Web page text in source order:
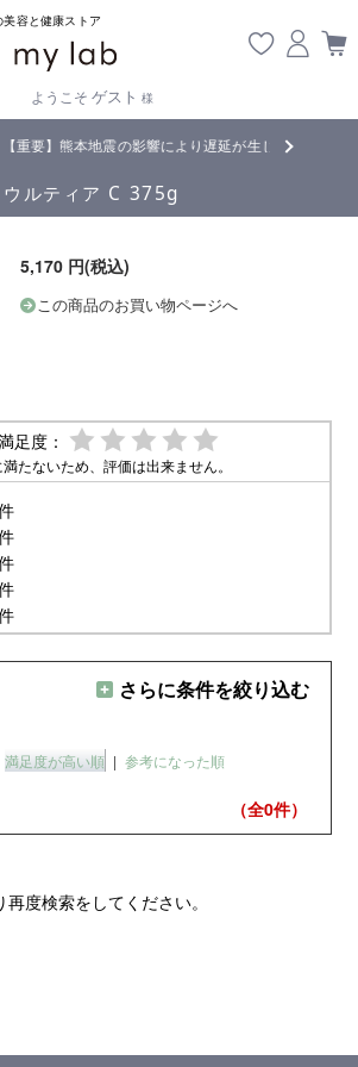
容と健康ストア
ようこそ ゲスト 様
熊本地震の影響により遅延が生じております
ウルティア C 375g
5,170 円(税込)
この商品のお買い物ページへ
足度：
たないため、評価は出来ません。
さらに条件を絞り込む
満足度が高い順 | 参考になった順
（全0件）
度検索をしてください。